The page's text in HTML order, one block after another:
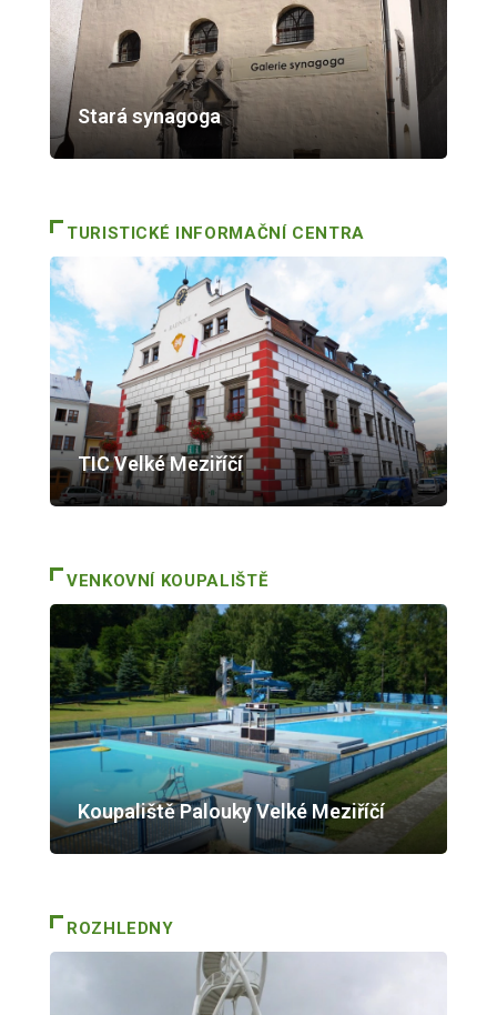
Stará synagoga
TURISTICKÉ INFORMAČNÍ CENTRA
TIC Velké Meziříčí
VENKOVNÍ KOUPALIŠTĚ
Koupaliště Palouky Velké Meziříčí
ROZHLEDNY